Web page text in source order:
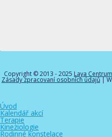
Copyright © 2013 - 2025 Laya
Zásady zpracovaní osobních údajů|
Úvod
Kalendář akcí
Terapie
Kineziologie
Rodinné konstelace